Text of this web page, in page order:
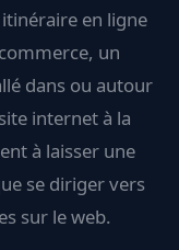
en ligne
un
dans ou autour
internet à la
à laisser une
se diriger vers
sur le web.